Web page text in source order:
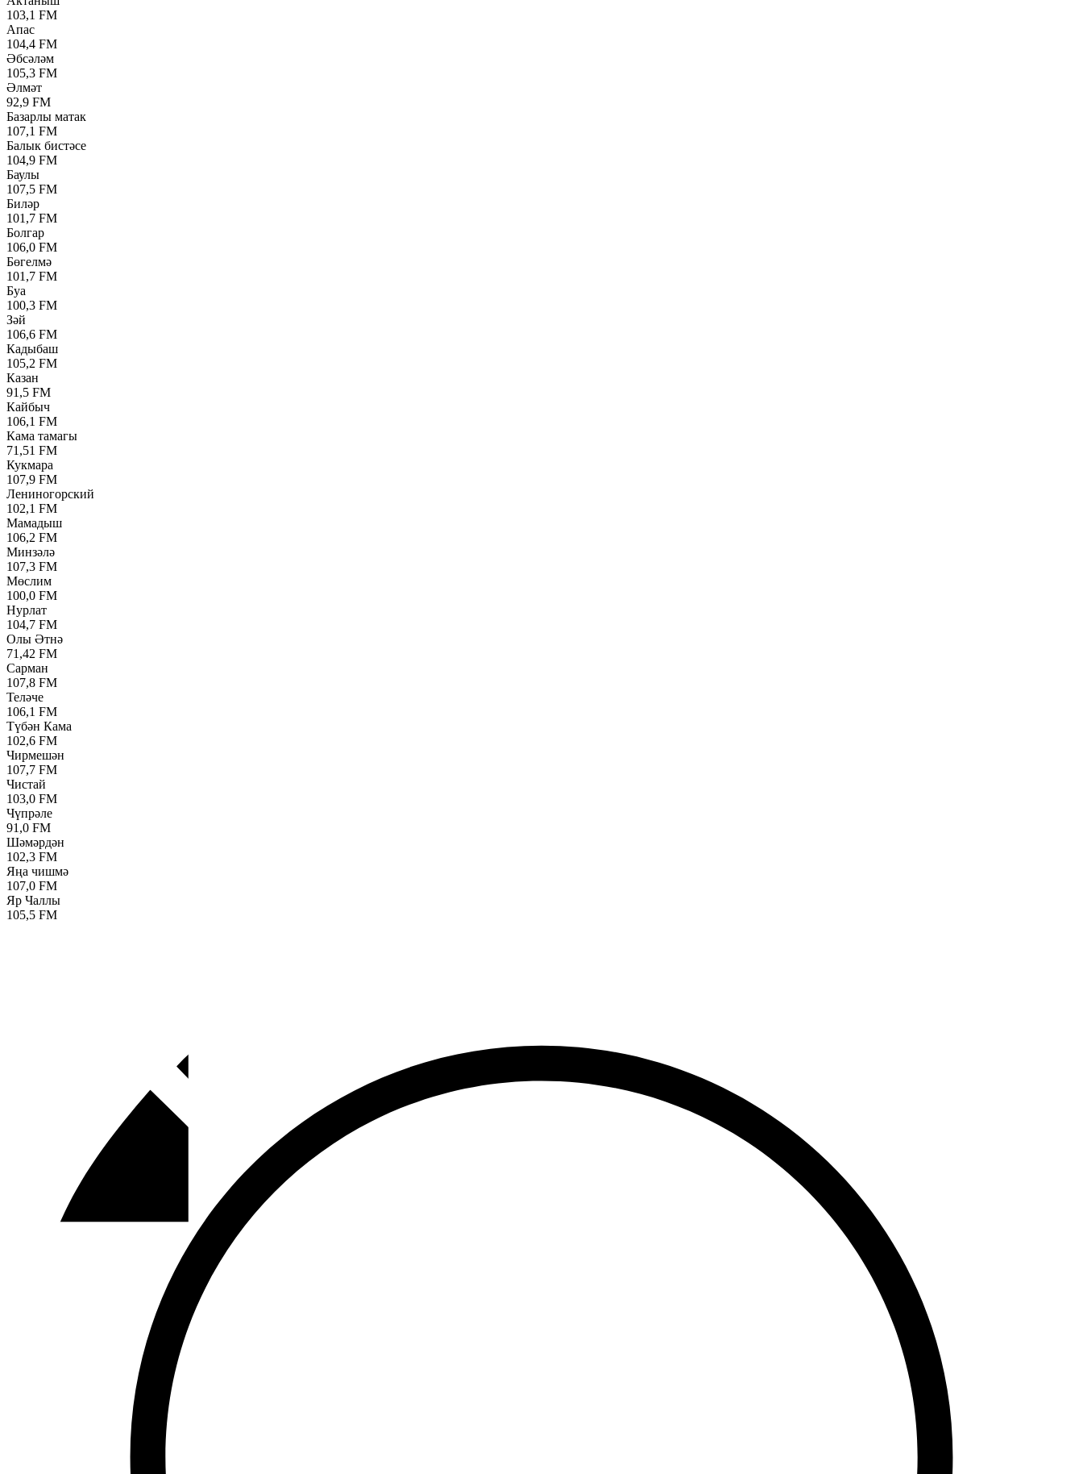
103,1 FM
Апас
104,4 FM
Әбсәләм
105,3 FM
Әлмәт
92,9 FM
Базарлы матак
107,1 FM
Балык бистәсе
104,9 FM
Баулы
107,5 FM
Биләр
101,7 FM
Болгар
106,0 FM
Бөгелмә
101,7 FM
Буа
100,3 FM
Зәй
106,6 FM
Кадыбаш
105,2 FM
Казан
91,5 FM
Кайбыч
106,1 FM
Кама тамагы
71,51 FM
Кукмара
107,9 FM
Лениногорский
102,1 FM
Мамадыш
106,2 FM
Минзәлә
107,3 FM
Мөслим
100,0 FM
Нурлат
104,7 FM
Олы Әтнә
71,42 FM
Сарман
107,8 FM
Теләче
106,1 FM
Түбән Кама
102,6 FM
Чирмешән
107,7 FM
Чистай
103,0 FM
Чүпрәле
91,0 FM
Шәмәрдән
102,3 FM
Яңа чишмә
107,0 FM
Яр Чаллы
105,5 FM